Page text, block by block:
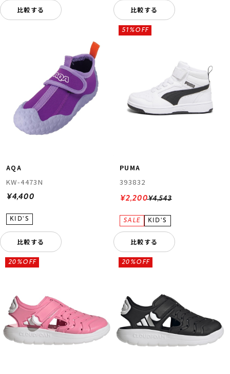
比較する 比較する
AQA
KW-4473N
¥4,400
比較する
PUMA
393832
¥4,543
51%OFF
¥2,200
比較する
20%OFF 20%OFF